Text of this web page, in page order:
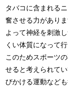
タバコに含まれる
奮させる力があり
よって神経を刺激
くい体質になって行
このためスポーツ
せると考えられて
びかける運動など